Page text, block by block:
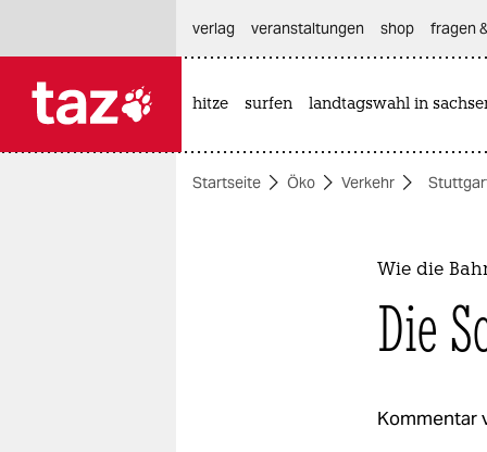
themen
verlag
veranstaltungen shop fragen
hitze surfen landtagswahl in
Startseite Öko Verkehr
Wie die
Die
Kommentar